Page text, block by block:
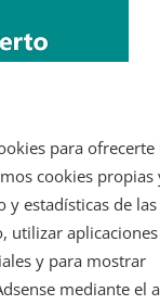
del que residen
importancia vital
Las grandes
offshore,
para ofrecerte
cookies propias
y estadísticas de las
utilizar
y para mostrar
mediante el